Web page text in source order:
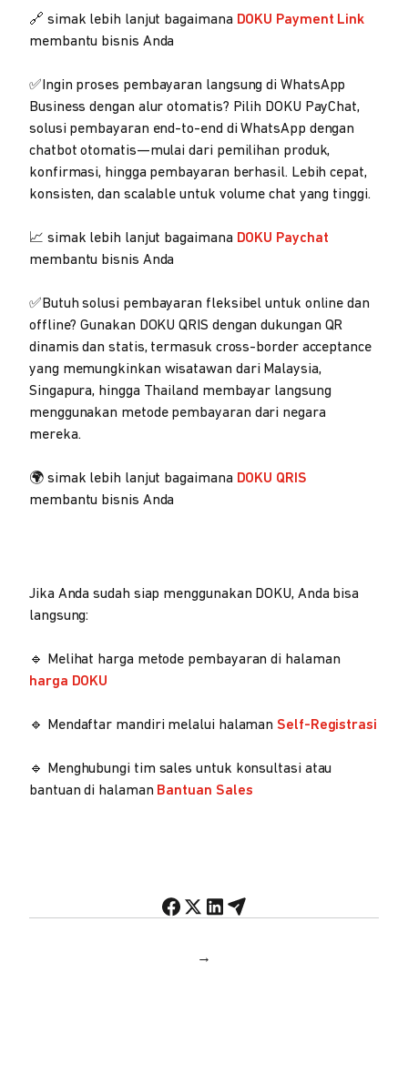
🔗 simak lebih lanjut bagaimana DOKU Payment Link
membantu bisnis Anda
✅Ingin proses pembayaran langsung di WhatsApp
Business dengan alur otomatis? Pilih DOKU PayChat,
solusi pembayaran end-to-end di WhatsApp dengan
chatbot otomatis—mulai dari pemilihan produk,
konfirmasi, hingga pembayaran berhasil. Lebih cepat,
konsisten, dan scalable untuk volume chat yang tinggi.
📈 simak lebih lanjut bagaimana DOKU Paychat
membantu bisnis Anda
✅Butuh solusi pembayaran fleksibel untuk online dan
offline? Gunakan DOKU QRIS dengan dukungan QR
dinamis dan statis, termasuk cross-border acceptance
yang memungkinkan wisatawan dari Malaysia,
Singapura, hingga Thailand membayar langsung
menggunakan metode pembayaran dari negara
mereka.
🌍 simak lebih lanjut bagaimana DOKU QRIS
membantu bisnis Anda
Jika Anda sudah siap menggunakan DOKU, Anda bisa
langsung:
🔹 Melihat harga metode pembayaran di halaman
harga DOKU
🔹 Mendaftar mandiri melalui halaman Self-Registrasi
🔹 Menghubungi tim sales untuk konsultasi atau
bantuan di halaman Bantuan Sales
→